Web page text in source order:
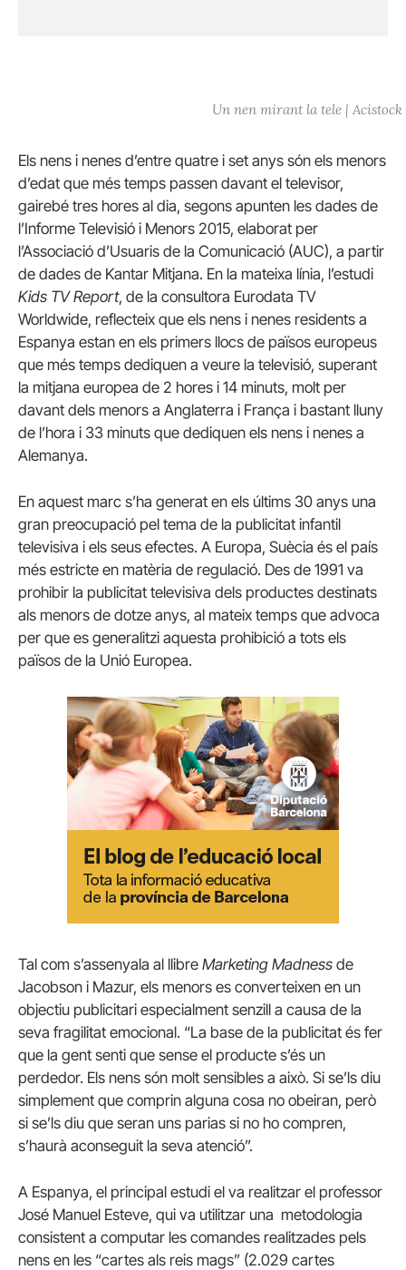
Un nen mirant la tele | Acistock
Els nens i nenes d’entre quatre i set anys són els menors
d’edat que més temps passen davant el televisor,
gairebé tres hores al dia, segons apunten les dades de
l’Informe Televisió i Menors 2015, elaborat per
l’Associació d’Usuaris de la Comunicació (AUC), a partir
de dades de Kantar Mitjana. En la mateixa línia, l’estudi
Kids TV Report, de la consultora Eurodata TV
Worldwide, reflecteix que els nens i nenes residents a
Espanya estan en els primers llocs de països europeus
que més temps dediquen a veure la televisió, superant
la mitjana europea de 2 hores i 14 minuts, molt per
davant dels menors a Anglaterra i França i bastant lluny
de l’hora i 33 minuts que dediquen els nens i nenes a
Alemanya.
En aquest marc s’ha generat en els últims 30 anys una
gran preocupació pel tema de la publicitat infantil
televisiva i els seus efectes. A Europa, Suècia és el país
més estricte en matèria de regulació. Des de 1991 va
prohibir la publicitat televisiva dels productes destinats
als menors de dotze anys, al mateix temps que advoca
per que es generalitzi aquesta prohibició a tots els
països de la Unió Europea.
Tal com s’assenyala al llibre Marketing Madness de
Jacobson i Mazur, els menors es converteixen en un
objectiu publicitari especialment senzill a causa de la
seva fragilitat emocional. “La base de la publicitat és fer
que la gent senti que sense el producte s’és un
perdedor. Els nens són molt sensibles a això. Si se’ls diu
simplement que comprin alguna cosa no obeiran, però
si se’ls diu que seran uns parias si no ho compren,
s’haurà aconseguit la seva atenció”.
A Espanya, el principal estudi el va realitzar el professor
José Manuel Esteve, qui va utilitzar una metodologia
consistent a computar les comandes realitzades pels
nens en les “cartes als reis mags” (2.029 cartes